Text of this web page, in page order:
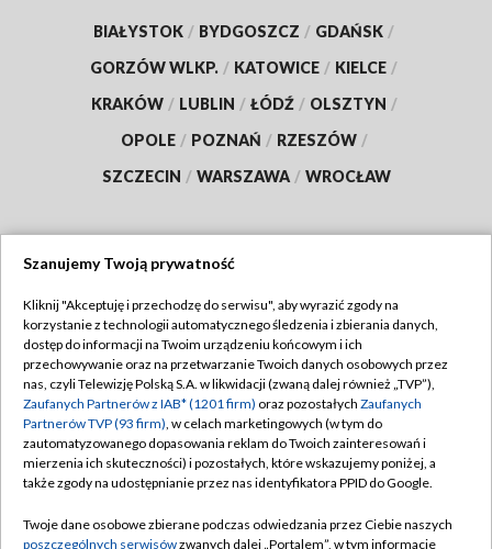
BIAŁYSTOK / BYDGOSZCZ / GDAŃSK /
GORZÓW WLKP. / KATOWICE / KIELCE /
KRAKÓW / LUBLIN / ŁÓDŹ / OLSZTYN /
OPOLE / POZNAŃ / RZESZÓW /
SZCZECIN / WARSZAWA / WROCŁAW
TVP
Abonament TVP
Emisja w TVP
Centrum informacji TVP
Naziemna Telewizja Cyfrowa
Rada Programowa
Regulamin TVP
Polityka prywatności
Moje zgody
Pomoc
Szanujemy Twoją prywatność
Kliknij "Akceptuję i przechodzę do serwisu", aby wyrazić zgody na
korzystanie z technologii automatycznego śledzenia i zbierania danych,
dostęp do informacji na Twoim urządzeniu końcowym i ich
przechowywanie oraz na przetwarzanie Twoich danych osobowych przez
nas, czyli Telewizję Polską S.A. w likwidacji (zwaną dalej również „TVP”),
Zaufanych Partnerów z IAB* (1201 firm) oraz pozostałych Zaufanych
Partnerów TVP (93 firm), w celach marketingowych (w tym do
zautomatyzowanego dopasowania reklam do Twoich zainteresowań i
mierzenia ich skuteczności) i pozostałych, które wskazujemy poniżej, a
także zgody na udostępnianie przez nas identyfikatora PPID do Google.
Twoje dane osobowe zbierane podczas odwiedzania przez Ciebie naszych
poszczególnych serwisówzwanych dalej „Portalem”, w tym informacje